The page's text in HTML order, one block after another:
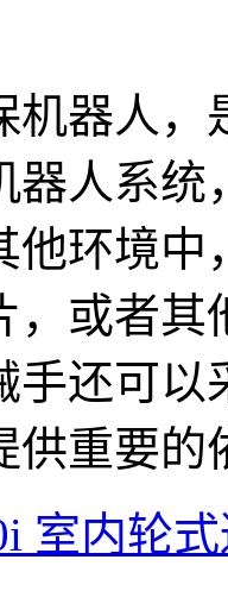
机器人，
器人系统
他环境中
，或者其
手还可以
供重要的
室内轮